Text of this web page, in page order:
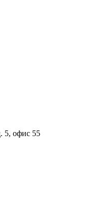
5, офис 55